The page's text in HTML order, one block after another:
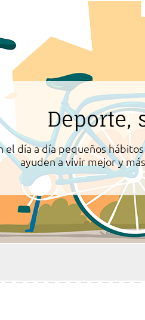
Deporte,
el día a día pequeños
ayuden a vivir mejor y